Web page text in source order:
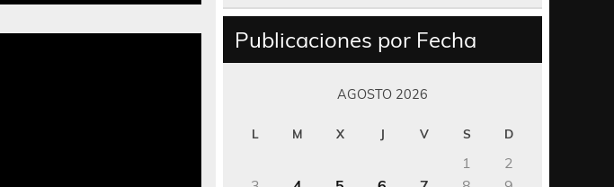
Publicaciones por Fecha
AGOSTO 2026
L M X J V S D
1
2